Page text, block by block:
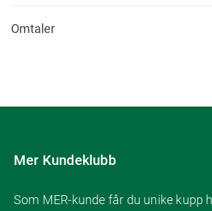
Omtaler
Mer Kundeklubb
Som MER-kunde får du unike kupp